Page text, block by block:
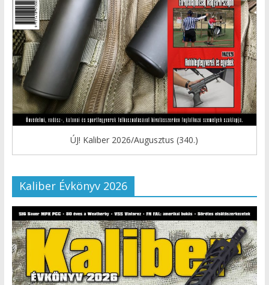
ÚJ! Kaliber 2026/Augusztus (340.)
Kaliber Évkönyv 2026